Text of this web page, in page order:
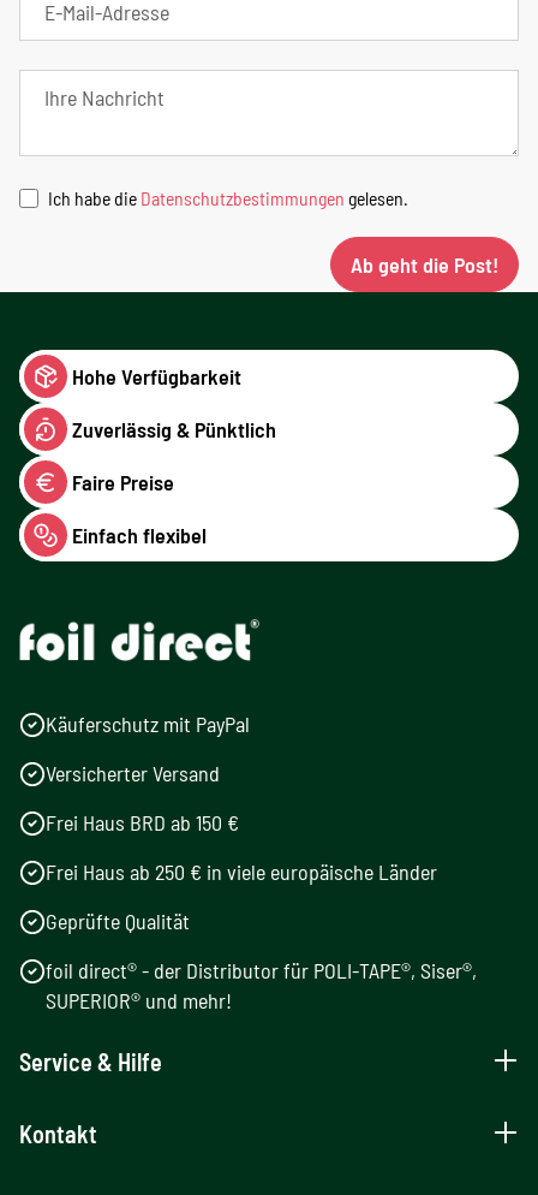
Ich habe die Datenschutzbestimmungen gelesen.
Ab geht die Post!
Hohe Verfügbarkeit
Zuverlässig & Pünktlich
Faire Preise
Einfach flexibel
Käuferschutz mit PayPal
Versicherter Versand
Frei Haus BRD ab 150 €
Frei Haus ab 250 € in viele europäische Länder
Geprüfte Qualität
foil direct® - der Distributor für POLI-TAPE®, Siser®,
SUPERIOR® und mehr!
Service & Hilfe
Kontakt